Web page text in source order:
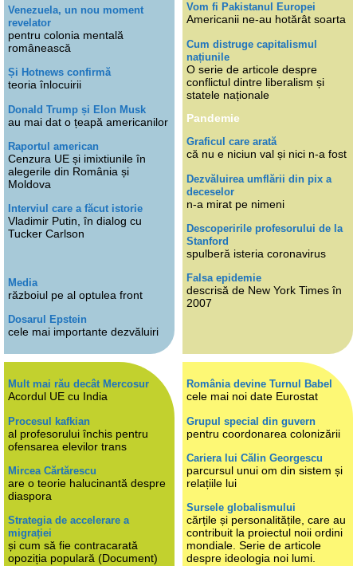
Venezuela, un nou moment
revelator
pentru colonia mentală
românească
Și Hotnews confirmă
teoria înlocuirii
Donald Trump și Elon Musk
au mai dat o țeapă americanilor
Raportul american
Cenzura UE și imixtiunile în
alegerile din România și
Moldova
Interviul care a făcut istorie
Vladimir Putin, în dialog cu
Tucker Carlson
Media
războiul pe al optulea front
Dosarul Epstein
cele mai importante dezvăluiri
Vom fi Pakistanul Europei
Americanii ne-au hotărât soarta
Cum distruge capitalismul
națiunile
O serie de articole despre
conflictul dintre liberalism și
statele naționale
Pandemie
Graficul care arată
că nu e niciun val și nici n-a fost
Dezvăluirea umflării din pix a
deceselor
n-a mirat pe nimeni
Descoperirile profesorului de la
Stanford
spulberă isteria coronavirus
Falsa epidemie
descrisă de New York Times în
2007
Mult mai rău decât Mercosur
Acordul UE cu India
Procesul kafkian
al profesorului închis pentru
ofensarea elevilor trans
Mircea Cărtărescu
are o teorie halucinantă despre
diaspora
Strategia de accelerare a
migrației
și cum să fie contracarată
opoziția populară (Document)
România devine Turnul Babel
cele mai noi date Eurostat
Grupul special din guvern
pentru coordonarea colonizării
Cariera lui Călin Georgescu
parcursul unui om din sistem și
relațiile lui
Sursele globalismului
cărțile și personalitățile, care au
contribuit la proiectul noii ordini
mondiale. Serie de articole
despre ideologia noi lumi.